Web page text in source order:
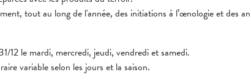
tout au long de l'année, des initiations à l’œnologie et des
12 le mardi, mercredi, jeudi, vendredi et samedi.
variable selon les jours et la saison.